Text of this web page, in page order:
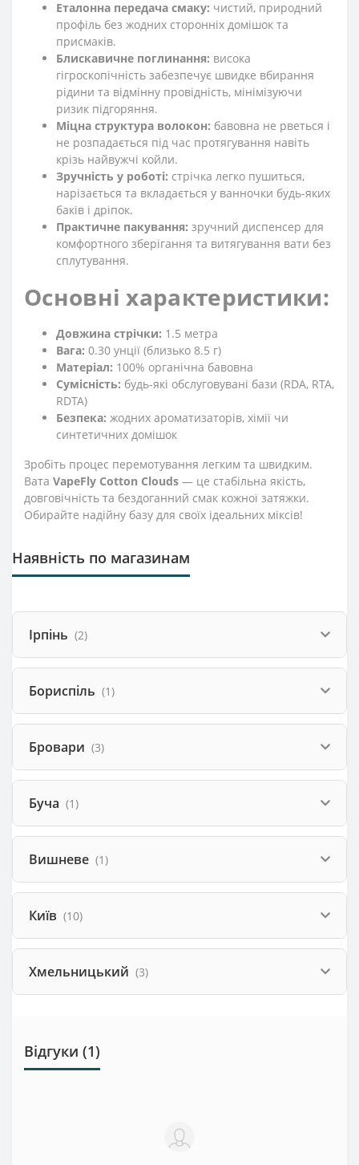
Еталонна передача смаку: чистий, природний
профіль без жодних сторонніх домішок та
присмаків.
Блискавичне поглинання: висока
гігроскопічність забезпечує швидке вбирання
рідини та відмінну провідність, мінімізуючи
ризик підгоряння.
Міцна структура волокон: бавовна не рветься і
не розпадається під час протягування навіть
крізь найвужчі койли.
Зручність у роботі: стрічка легко пушиться,
нарізається та вкладається у ванночки будь-яких
баків і дріпок.
Практичне пакування: зручний диспенсер для
комфортного зберігання та витягування вати без
сплутування.
Основні характеристики:
Довжина стрічки: 1.5 метра
Вага: 0.30 унції (близько 8.5 г)
Матеріал: 100% органічна бавовна
Сумісність: будь-які обслуговувані бази (RDA, RTA,
RDTA)
Безпека: жодних ароматизаторів, хімії чи
синтетичних домішок
Зробіть процес перемотування легким та швидким.
Вата VapeFly Cotton Clouds — це стабільна якість,
довговічність та бездоганний смак кожної затяжки.
Обирайте надійну базу для своїх ідеальних міксів!
Наявність по магазинам
Ірпінь (2)
Бориспіль (1)
Бровари (3)
Буча (1)
Вишневе (1)
Київ (10)
Хмельницький (3)
Відгуки (1)